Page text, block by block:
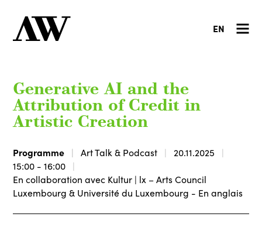
EN
Generative AI and the
Attribution of Credit in
Artistic Creation
Programme Art Talk & Podcast
20.11.2025
15:00 - 16:00
En collaboration avec Kultur | lx – Arts Council
Luxembourg & Université du Luxembourg - En anglais